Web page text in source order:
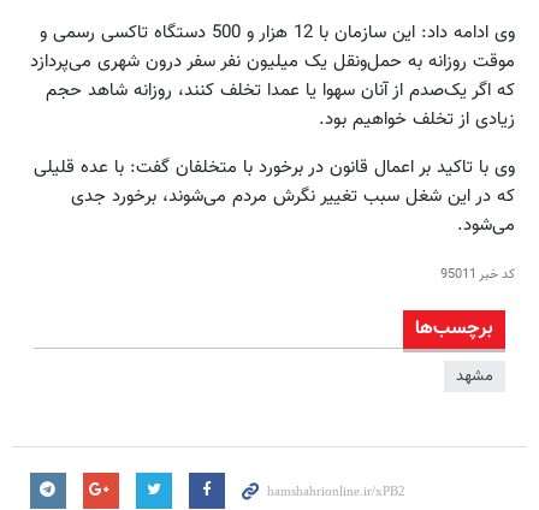
وی ادامه داد: این سازمان با 12 هزار و 500 دستگاه تاکسی رسمی و
موقت روزانه به حمل‌ونقل یک میلیون نفر سفر درون شهری می‌پردازد
که اگر یک‌‌صدم از آنان سهوا یا عمدا تخلف کنند، روزانه شاهد حجم
زیادی از تخلف خواهیم بود.
وی با تاکید بر اعمال قانون در برخورد با متخلفان گفت: با عده قلیلی
که در این شغل سبب تغییر نگرش مردم می‌شوند، برخورد جدی
می‌شود.
کد خبر 95011
برچسب‌ها
مشهد